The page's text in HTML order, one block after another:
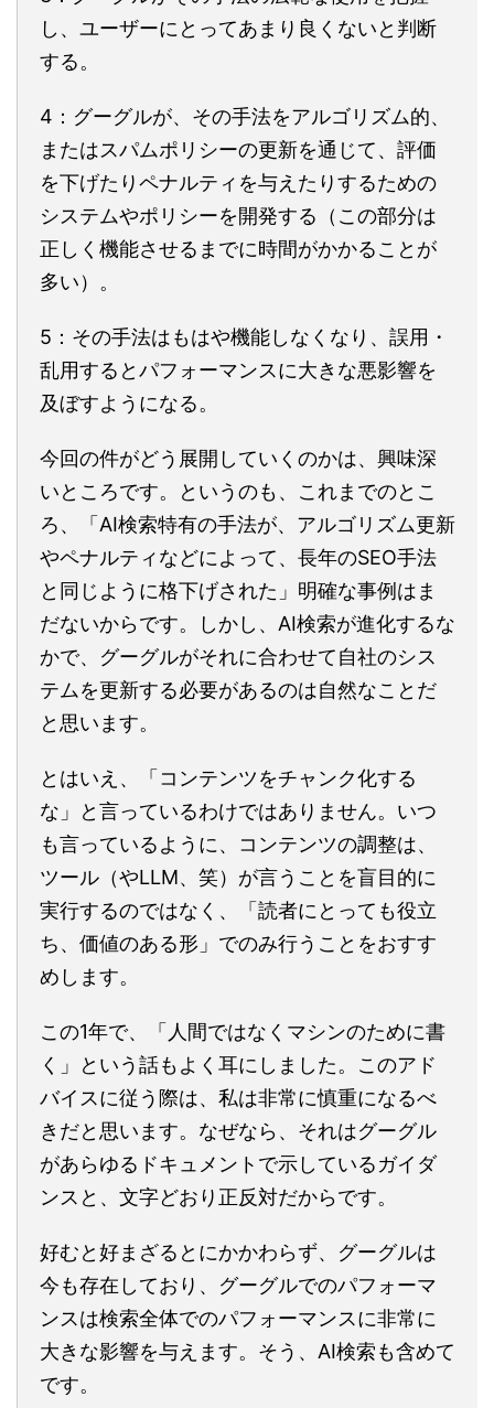
し、ユーザーにとってあまり良くないと判断
する。
4：グーグルが、その手法をアルゴリズム的、
またはスパムポリシーの更新を通じて、評価
を下げたりペナルティを与えたりするための
システムやポリシーを開発する（この部分は
正しく機能させるまでに時間がかかることが
多い）。
5：その手法はもはや機能しなくなり、誤用・
乱用するとパフォーマンスに大きな悪影響を
及ぼすようになる。
今回の件がどう展開していくのかは、興味深
いところです。というのも、これまでのとこ
ろ、「AI検索特有の手法が、アルゴリズム更新
やペナルティなどによって、長年のSEO手法
と同じように格下げされた」明確な事例はま
だないからです。しかし、AI検索が進化するな
かで、グーグルがそれに合わせて自社のシス
テムを更新する必要があるのは自然なことだ
と思います。
とはいえ、「コンテンツをチャンク化する
な」と言っているわけではありません。いつ
も言っているように、コンテンツの調整は、
ツール（やLLM、笑）が言うことを盲目的に
実行するのではなく、「読者にとっても役立
ち、価値のある形」でのみ行うことをおすす
めします。
この1年で、「人間ではなくマシンのために書
く」という話もよく耳にしました。このアド
バイスに従う際は、私は非常に慎重になるべ
きだと思います。なぜなら、それはグーグル
があらゆるドキュメントで示しているガイダ
ンスと、文字どおり正反対だからです。
好むと好まざるとにかかわらず、グーグルは
今も存在しており、グーグルでのパフォーマ
ンスは検索全体でのパフォーマンスに非常に
大きな影響を与えます。そう、AI検索も含めて
です。